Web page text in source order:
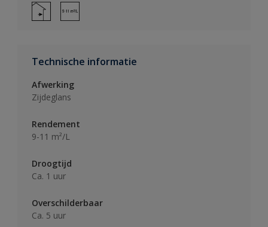
Technische informatie
Afwerking
Zijdeglans
Rendement
9-11 m²/L
Droogtijd
Ca. 1 uur
Overschilderbaar
Ca. 5 uur